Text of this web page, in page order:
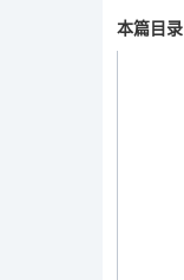
本篇目录